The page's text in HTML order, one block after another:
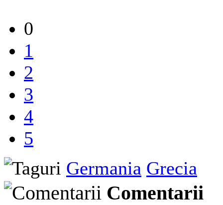
0
1
2
3
4
5
Germania Grecia
Comentarii